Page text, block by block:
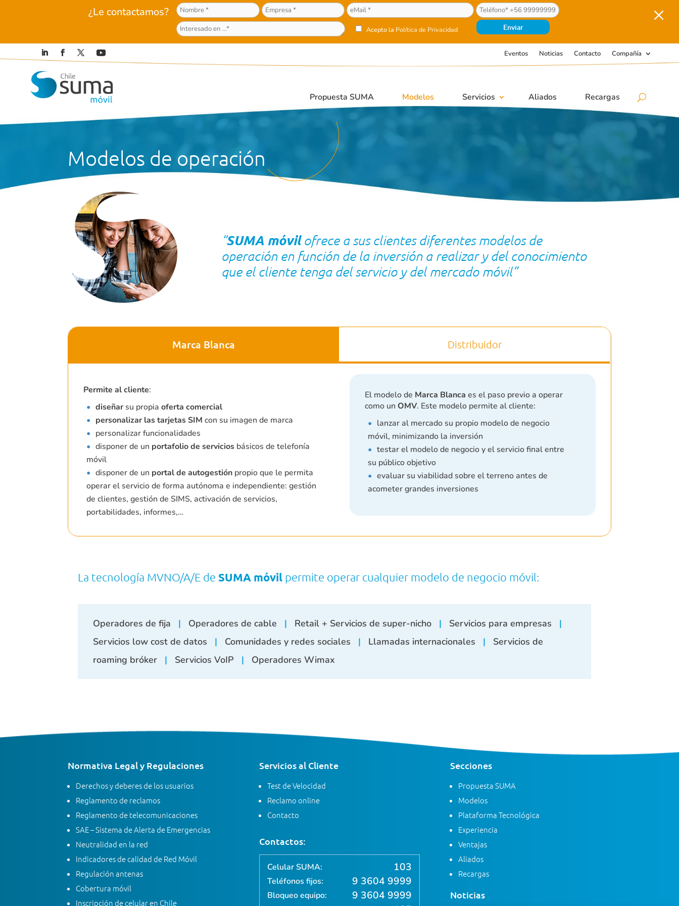
¿Le contactamos?
Acepto la Política de Privacidad
M
Eventos Noticias Contacto Compañía
Propuesta SUMA Modelos Servicios Aliados Recargas
Modelos de operación
“SUMA móvilofrece a sus clientes diferentes modelos de
operación en función de la inversión a realizar y del conocimiento
que el cliente tenga del servicio y del mercado móvil”
Marca Blanca Distribuidor
Permite al cliente:
diseñar su propiaoferta comercial
personalizar las tarjetas SIM con su imagen de marca
personalizar funcionalidades
disponer de un portafolio de servicios básicos de telefonía
móvil
disponer de un portal de autogestión propio que le permita
operar el servicio de forma autónoma e independiente: gestión
de clientes, gestión de SIMS, activación de servicios,
portabilidades, informes,…
El modelo de Marca Blanca es el paso previo a operar
como un OMV. Este modelo permite al cliente:
lanzar al mercado su propio modelo de negocio
móvil, minimizando la inversión
testar el modelo de negocio y el servicio final entre
su público objetivo
evaluar su viabilidad sobre el terreno antes de
acometer grandes inversiones
La tecnología MVNO/A/E de SUMA móvil permite operar cualquier modelo de negocio móvil:
Operadores de fija | Operadores de cable | Retail + Servicios de super-nicho | Servicios para empresas
|
Servicios low cost de datos
| Comunidades y redes sociales | Llamadas internacionales |
Servicios de
roaming bróker
| Servicios VoIP | Operadores Wimax
Normativa Legal y Regulaciones
Derechos y deberes de los usuarios
Reglamento de reclamos
Reglamento de telecomunicaciones
SAE – Sistema de Alerta de Emergencias
Neutralidad en la red
Indicadores de calidad de Red Móvil
Regulación antenas
Cobertura móvil
Inscripción de celular en Chile
Servicios al Cliente
Test de Velocidad
Reclamo online
Contacto
Contactos:
Celular SUMA: 103
Teléfonos fijos: 9 3604 9999
Bloqueo equipo: 9 3604 9999
Secciones
Propuesta SUMA
Modelos
Plataforma Tecnológica
Experiencia
Ventajas
Aliados
Recargas
Noticias